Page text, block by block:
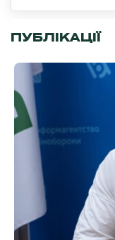
ПУБЛІКАЦІЇ